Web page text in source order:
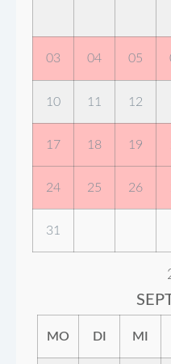
03 04 05
10 11 12
17 18 19
24 25 26
31
MO DI MI